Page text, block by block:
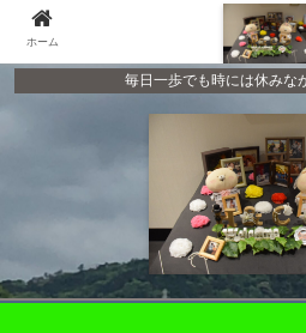
毎日一歩でも時には休みな
ホーム